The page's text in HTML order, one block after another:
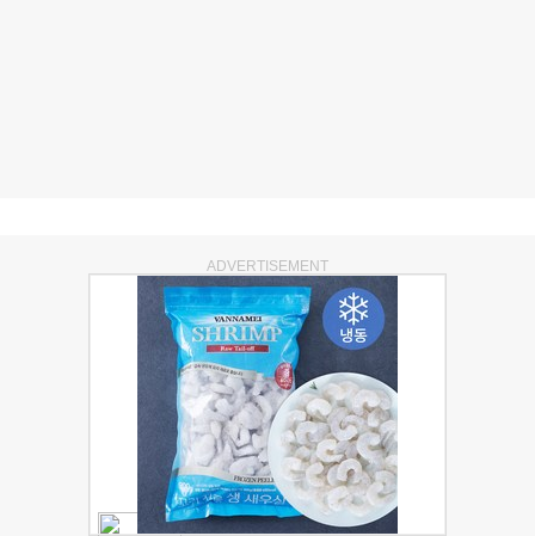
ADVERTISEMENT